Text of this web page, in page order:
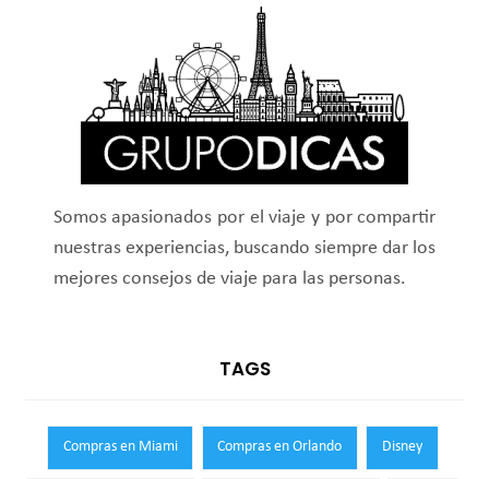
Somos apasionados por el viaje y por compartir
nuestras experiencias, buscando siempre dar los
mejores consejos de viaje para las personas.
TAGS
Compras en Miami Compras en Orlando Disney